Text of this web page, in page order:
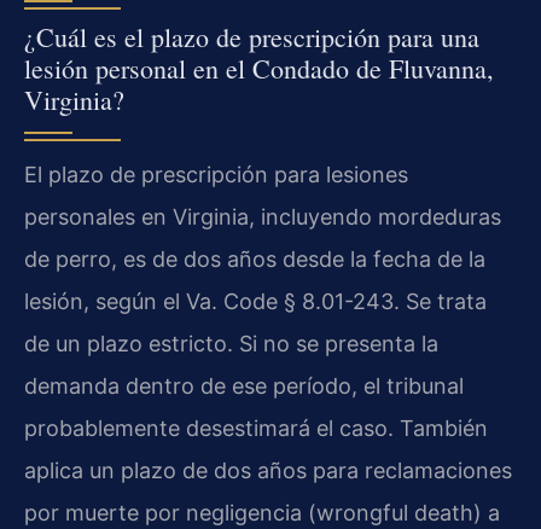
¿Cuál es el plazo de prescripción para una
lesión personal en el Condado de Fluvanna,
Virginia?
El plazo de prescripción para lesiones
personales en Virginia, incluyendo mordeduras
de perro, es de dos años desde la fecha de la
lesión, según el Va. Code § 8.01-243. Se trata
de un plazo estricto. Si no se presenta la
demanda dentro de ese período, el tribunal
probablemente desestimará el caso. También
aplica un plazo de dos años para reclamaciones
por muerte por negligencia (wrongful death) a